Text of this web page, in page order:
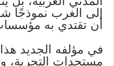
إلى الغرب نموذجًا
أن تقتدي به
في مؤلفه الجديد
مستجدات التجربة،